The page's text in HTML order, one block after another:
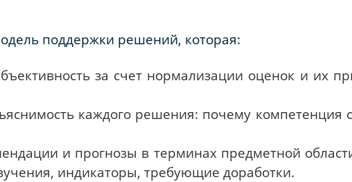
поддержки решений, которая:
за счет нормализации оценок и их
каждого решения: почему компетенция
и прогнозы в терминах предметной
индикаторы, требующие доработки.